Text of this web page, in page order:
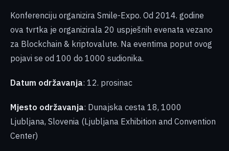
Konferenciju organizira Smile-Expo. Od 2014. godine
ova tvrtka je organizirala 20 uspješnih evenata vezano
za Blockchain & kriptovalute. Na eventima poput ovog
pojavi se od 100 do 1000 sudionika.
Datum održavanja: 12. prosinac
Mjesto održavanja: Dunajska cesta 18, 1000
Ljubljana, Slovenia (Ljubljana Exhibition and Convention
Center)